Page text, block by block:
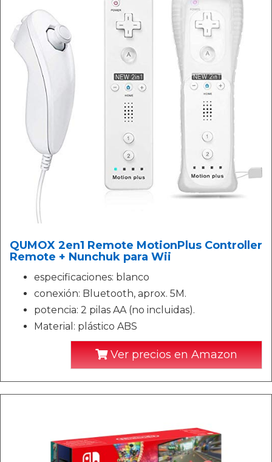
QUMOX 2en1 Remote MotionPlus Controller
Remote + Nunchuk para Wii
especificaciones: blanco
conexión: Bluetooth, aprox. 5M.
potencia: 2 pilas AA (no incluidas).
Material: plástico ABS
Ver precios en Amazon